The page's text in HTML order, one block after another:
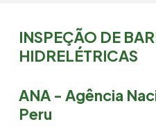
INSPEÇÃO DE
HIDRELÉTRICAS
ANA - Agência
Peru